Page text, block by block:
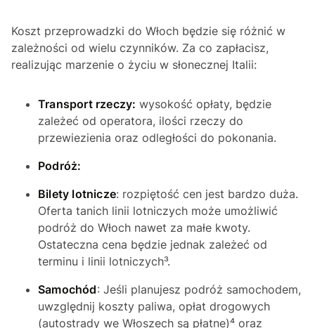
Koszt przeprowadzki do Włoch będzie się różnić w
zależności od wielu czynników. Za co zapłacisz,
realizując marzenie o życiu w słonecznej Italii:
Transport rzeczy: wysokość opłaty, będzie
zależeć od operatora, ilości rzeczy do
przewiezienia oraz odległości do pokonania.
Podróż:
Bilety lotnicze: rozpiętość cen jest bardzo duża.
Oferta tanich linii lotniczych może umożliwić
podróż do Włoch nawet za małe kwoty.
Ostateczna cena będzie jednak zależeć od
terminu i linii lotniczych³.
Samochód: Jeśli planujesz podróż samochodem,
uwzględnij koszty paliwa, opłat drogowych
(autostrady we Włoszech są płatne)⁴ oraz